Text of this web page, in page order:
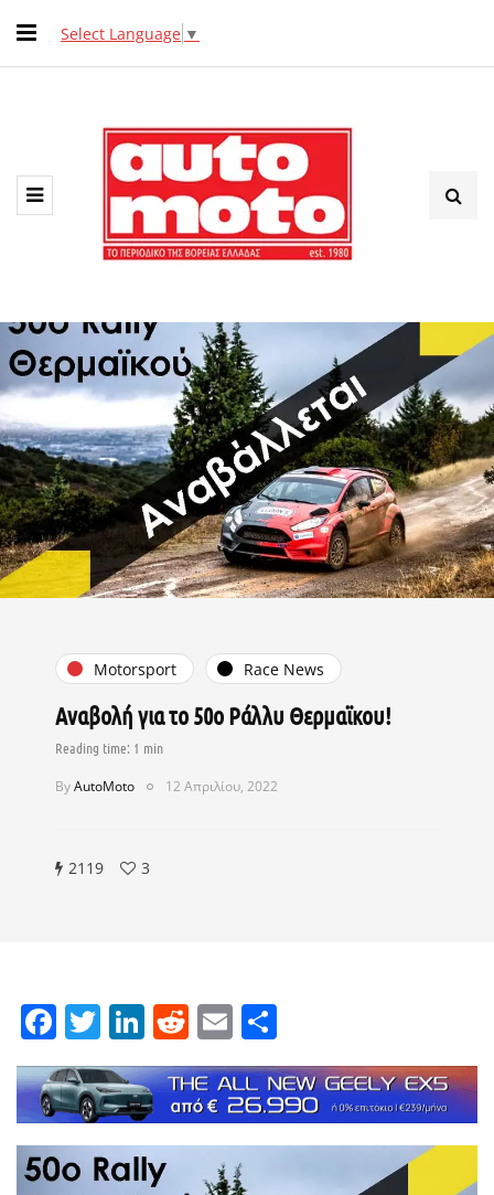
Select Language ▼
Motorsport Race News
Αναβολή για το 50ο Ράλλυ Θερμαϊκου!
ByAutoMoto 12 Απριλίου, 2022
2119 3
Facebook
Twitter
LinkedIn
Reddit
Email